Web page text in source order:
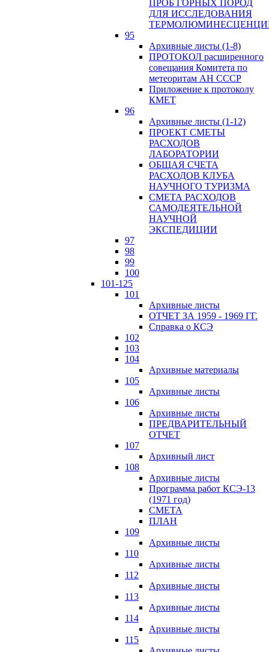
ПРОБ ГОРНЫХ ПОРОД
ДЛЯ ИССЛЕДОВАНИЯ
95
Архивные листы (1-8)
ПРОТОКОЛ расширенного
совещания Комитета по
метеоритам АН СССР
Приложение к протоколу
КМЕТ
96
Архивные листы (1-12)
ПРОЕКТ СМЕТЫ
РАСХОДОВ
ЛАБОРАТОРИИ
ОБЩАЯ СЧЕТА
РАСХОДОВ КЛУБА
НАУЧНОГО ТУРИЗМА
СМЕТА РАСХОДОВ
САМОДЕЯТЕЛЬНОЙ
НАУЧНОЙ
ЭКСПЕДИЦИИ
97
98
99
100
101-125
101
Архивные листы
ОТЧЕТ ЗА 1959 - 1969 ГГ.
Справка о КСЭ
102
103
104
Архивные материалы
105
Архивные листы
106
Архивные листы
ПРЕДВАРИТЕЛЬНЫЙ
ОТЧЕТ
107
Архивный лист
108
Архивные листы
Программа работ КСЭ-13
(1971 год)
СМЕTA
ПЛАН
109
Архивные листы
110
Архивные листы
112
Архивные листы
113
Архивные листы
114
Архивные листы
115